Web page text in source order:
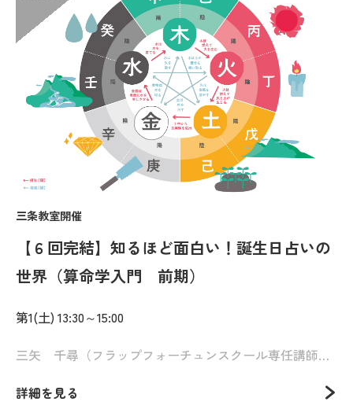
三条教室開催
【６回完結】知るほど面白い！誕生日占いの
世界（算命学入門 前期）
第1(土) 13:30～15:00
三矢 千尋（フラップフォーチュンスクール専任講師）
詳細を見る